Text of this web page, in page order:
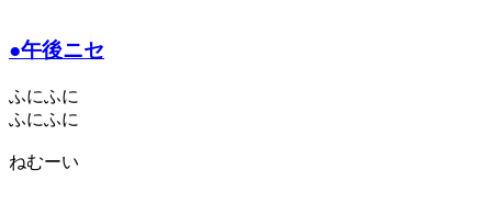
●午後ニセ
ふにふに
ふにふに
ねむーい